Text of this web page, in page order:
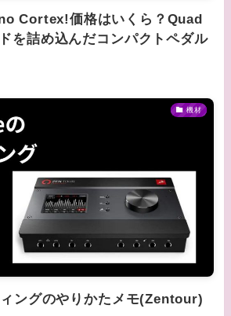
Cortex!価格はいくら？Quad
を詰め込んだコンパクトペダル
機材
ングのやりかたメモ(Zentour)